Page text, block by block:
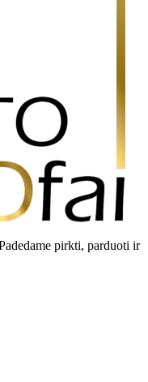
pirkti, parduoti ir